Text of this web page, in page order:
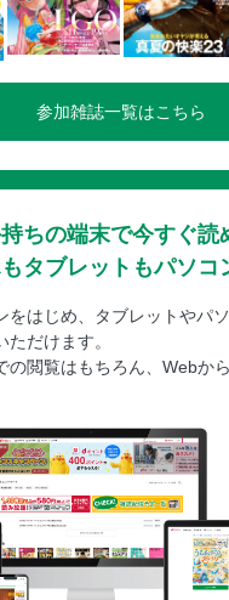
参加雑誌一覧はこちら
ちの端末で今すぐ読
タブレットもパソコ
をはじめ、タブレットやパ
だけます。
の閲覧はもちろん、Webか